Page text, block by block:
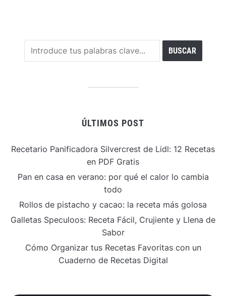
ÚLTIMOS POST
Recetario Panificadora Silvercrest de Lidl: 12 Recetas
en PDF Gratis
Pan en casa en verano: por qué el calor lo cambia
todo
Rollos de pistacho y cacao: la receta más golosa
Galletas Speculoos: Receta Fácil, Crujiente y Llena de
Sabor
Cómo Organizar tus Recetas Favoritas con un
Cuaderno de Recetas Digital